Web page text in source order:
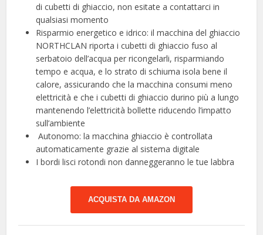
di cubetti di ghiaccio, non esitate a contattarci in
qualsiasi momento
Risparmio energetico e idrico: il macchina del ghiaccio
NORTHCLAN riporta i cubetti di ghiaccio fuso al
serbatoio dell’acqua per ricongelarli, risparmiando
tempo e acqua, e lo strato di schiuma isola bene il
calore, assicurando che la macchina consumi meno
elettricità e che i cubetti di ghiaccio durino più a lungo
mantenendo l’elettricità bollette riducendo l’impatto
sull’ambiente
️ Autonomo: la macchina ghiaccio è controllata
automaticamente grazie al sistema digitale
I bordi lisci rotondi non danneggeranno le tue labbra
ACQUISTA DA AMAZON